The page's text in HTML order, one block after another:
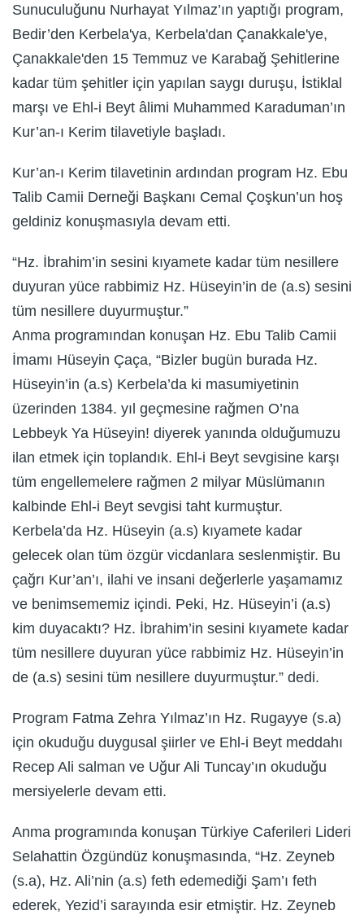
Sunuculuğunu Nurhayat Yılmaz’ın yaptığı program,
Bedir’den Kerbela'ya, Kerbela'dan Çanakkale'ye,
Çanakkale'den 15 Temmuz ve Karabağ Şehitlerine
kadar tüm şehitler için yapılan saygı duruşu, İstiklal
marşı ve Ehl-i Beyt âlimi Muhammed Karaduman’ın
Kur’an-ı Kerim tilavetiyle başladı.
Kur’an-ı Kerim tilavetinin ardından program Hz. Ebu
Talib Camii Derneği Başkanı Cemal Çoşkun’un hoş
geldiniz konuşmasıyla devam etti.
“Hz. İbrahim’in sesini kıyamete kadar tüm nesillere
duyuran yüce rabbimiz Hz. Hüseyin’in de (a.s) sesini
tüm nesillere duyurmuştur.”
Anma programından konuşan Hz. Ebu Talib Camii
İmamı Hüseyin Çaça, “Bizler bugün burada Hz.
Hüseyin’in (a.s) Kerbela’da ki masumiyetinin
üzerinden 1384. yıl geçmesine rağmen O’na
Lebbeyk Ya Hüseyin! diyerek yanında olduğumuzu
ilan etmek için toplandık. Ehl-i Beyt sevgisine karşı
tüm engellemelere rağmen 2 milyar Müslümanın
kalbinde Ehl-i Beyt sevgisi taht kurmuştur.
Kerbela’da Hz. Hüseyin (a.s) kıyamete kadar
gelecek olan tüm özgür vicdanlara seslenmiştir. Bu
çağrı Kur’an’ı, ilahi ve insani değerlerle yaşamamız
ve benimsememiz içindi. Peki, Hz. Hüseyin’i (a.s)
kim duyacaktı? Hz. İbrahim’in sesini kıyamete kadar
tüm nesillere duyuran yüce rabbimiz Hz. Hüseyin’in
de (a.s) sesini tüm nesillere duyurmuştur.” dedi.
Program Fatma Zehra Yılmaz’ın Hz. Rugayye (s.a)
için okuduğu duygusal şiirler ve Ehl-i Beyt meddahı
Recep Ali salman ve Uğur Ali Tuncay’ın okuduğu
mersiyelerle devam etti.
Anma programında konuşan Türkiye Caferileri Lideri
Selahattin Özgündüz konuşmasında, “Hz. Zeyneb
(s.a), Hz. Ali’nin (a.s) feth edemediği Şam’ı feth
ederek, Yezid’i sarayında esir etmiştir. Hz. Zeyneb